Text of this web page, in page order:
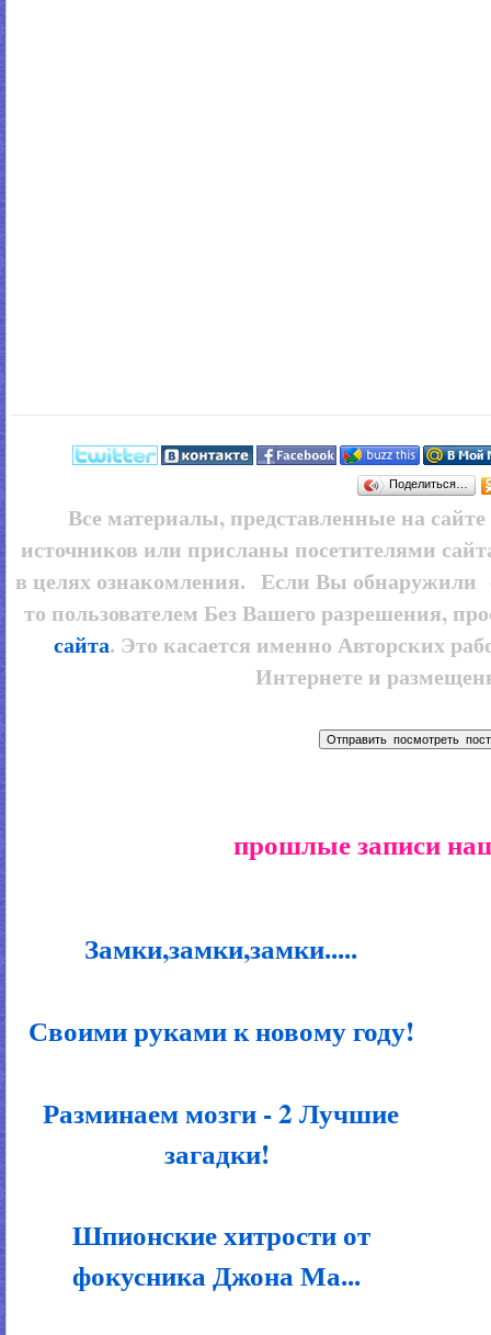
Поделиться…
Все материалы, представленные на сайте
источников или присланы посетителями
в целях ознакомления. Если Вы
то пользователем Без Вашего разрешения,
сайта. Это касается именно Авторских
Интернете и
прошлые записи
Замки,замки,замки.....
Своими руками к новому году!
Разминаем мозги - 2 Лучшие
загадки!
Шпионские хитрости от
фокусника Джона Ма...